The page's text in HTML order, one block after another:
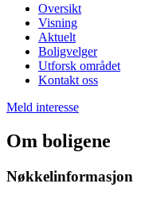
Oversikt
Visning
Aktuelt
Boligvelger
Utforsk området
Kontakt oss
Meld interesse
Om boligene
Nøkkelinformasjon